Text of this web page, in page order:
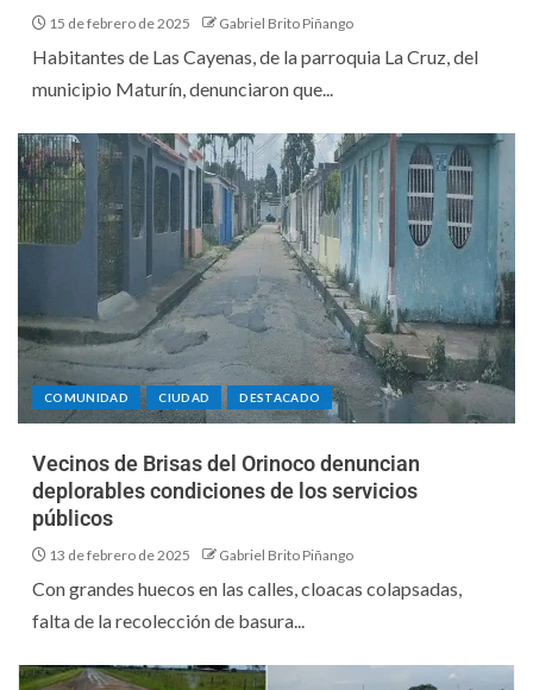
15 de febrero de 2025 Gabriel Brito Piñango
Habitantes de Las Cayenas, de la parroquia La Cruz, del
municipio Maturín, denunciaron que...
COMUNIDAD CIUDAD DESTACADO
Vecinos de Brisas del Orinoco denuncian
deplorables condiciones de los servicios
públicos
13 de febrero de 2025 Gabriel Brito Piñango
Con grandes huecos en las calles, cloacas colapsadas,
falta de la recolección de basura...